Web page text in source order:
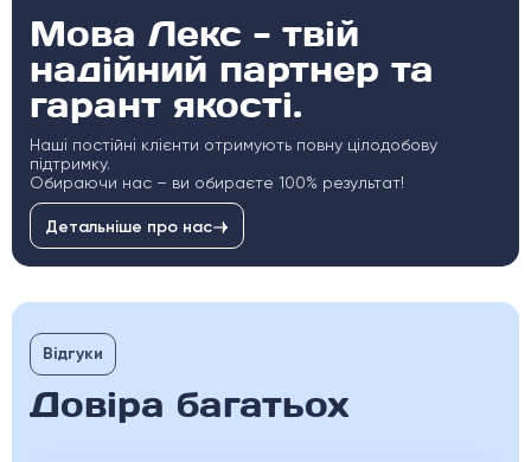
Мова Лекс - твій
надійний партнер та
гарант якості.
Наші постійні клієнти отримують повну цілодобову
підтримку.
Обираючи нас – ви обираєте 100% результат!
Детальніше про нас
Відгуки
Довіра багатьох